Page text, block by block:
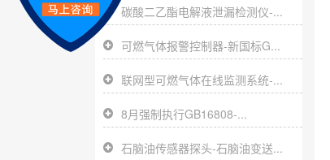
碳酸二乙酯电解液泄漏检测仪-...
可燃气体报警控制器-新国标G...
联网型可燃气体在线监测系统-...
8月强制执行GB16808-...
石脑油传感器探头-石脑油变送...